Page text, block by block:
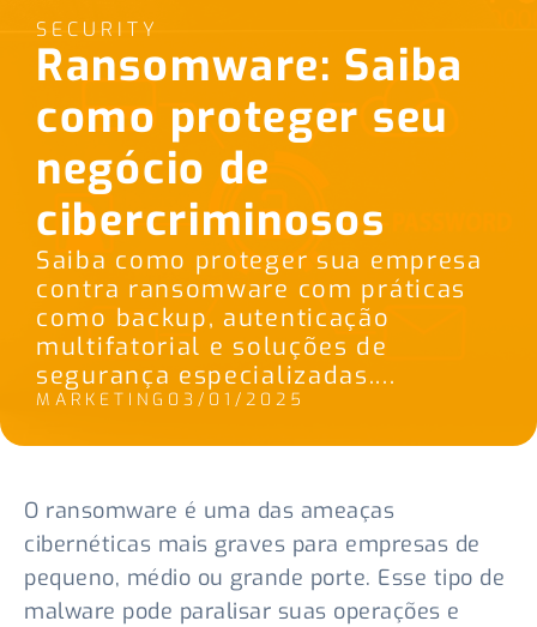
SECURITY
Ransomware: Saiba
como proteger seu
negócio de
cibercriminosos
Saiba como proteger sua empresa
contra ransomware com práticas
como backup, autenticação
multifatorial e soluções de
segurança especializadas....
MARKETING 03/01/2025
O ransomware é uma das ameaças
cibernéticas mais graves para empresas de
pequeno, médio ou grande porte. Esse tipo de
malware pode paralisar suas operações e